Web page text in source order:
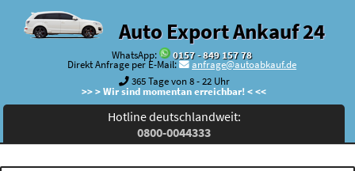
Auto Export Ankauf 24
WhatsApp:
0157 - 849 157 78
Direkt Anfrage per E-Mail:
anfrage@autoabkauf.de
365 Tage von 8 - 22 Uhr
>> > Wir sind momentan erreichbar! < <<
Hotline deutschlandweit:
0800-0044333